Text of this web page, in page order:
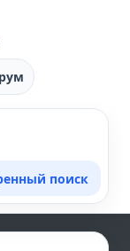
поиск